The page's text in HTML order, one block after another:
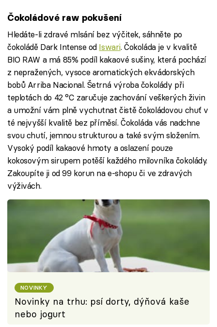
Čokoládové raw pokušení
Hledáte-li zdravé mlsání bez výčitek, sáhněte po
čokoládě Dark Intense od Iswari. Čokoláda je v kvalitě
BIO RAW a má 85% podíl kakaové sušiny, která pochází
z nepražených, vysoce aromatických ekvádorských
bobů Arriba Nacional. Šetrná výroba čokolády při
teplotách do 42 °C zaručuje zachování veškerých živin
a umožní vám plně vychutnat čistě čokoládovou chuť v
té nejvyšší kvalitě bez příměsí. Čokoláda vás nadchne
svou chutí, jemnou strukturou a také svým složením.
Vysoký podíl kakaové hmoty a oslazení pouze
kokosovým sirupem potěší každého milovníka čokolády.
Zakoupíte ji od 99 korun na e-shopu či ve zdravých
výživách.
NOVINKY
Novinky na trhu: psí dorty, dýňová kaše
nebo jogurt